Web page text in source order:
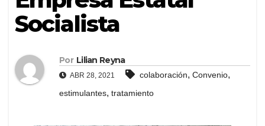
Socialista
Por Lilian Reyna
ABR 28, 2021 colaboración, Convenio,
estimulantes, tratamiento